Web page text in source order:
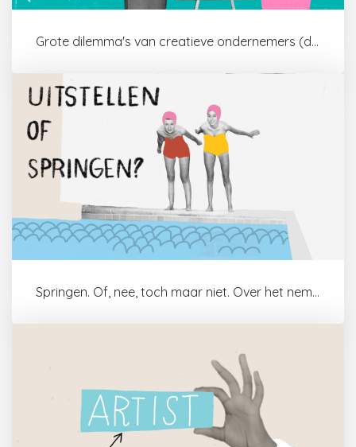
Grote dilemma's van creatieve ondernemers (die ik als mentor vaak t...
Springen. Of, nee, toch maar niet. Over het nemen van De Sprong.